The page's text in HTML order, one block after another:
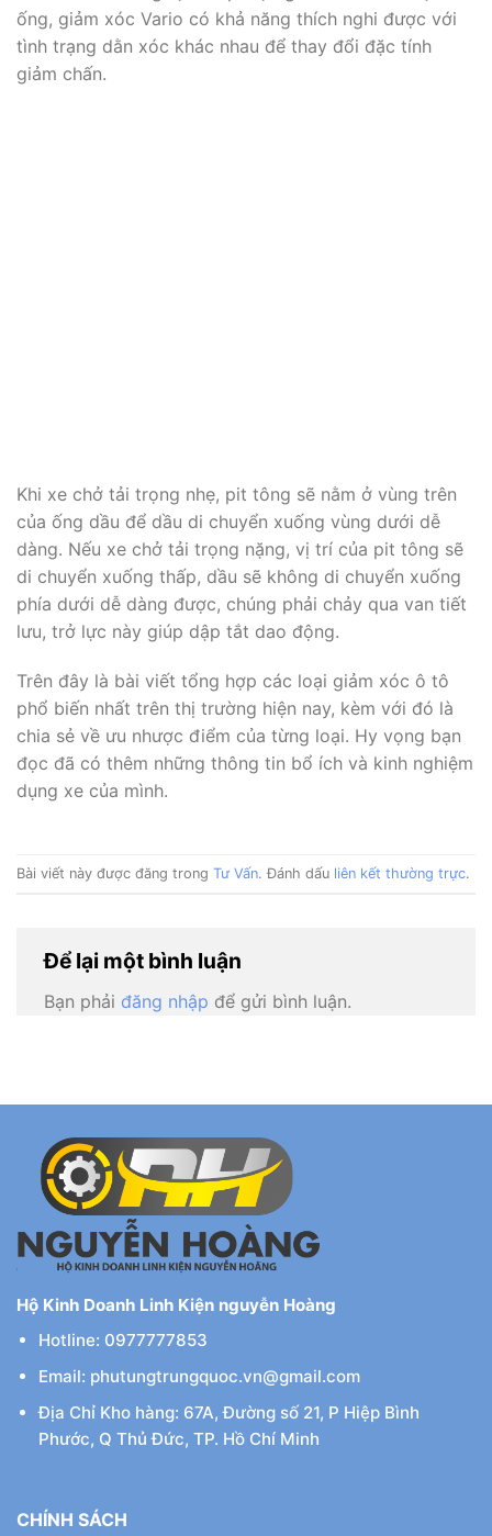
ống, giảm xóc Vario có khả năng thích nghi được với
tình trạng dằn xóc khác nhau để thay đổi đặc tính
giảm chấn.
Khi xe chở tải trọng nhẹ, pit tông sẽ nằm ở vùng trên
của ống dầu để dầu di chuyển xuống vùng dưới dễ
dàng. Nếu xe chở tải trọng nặng, vị trí của pit tông sẽ
di chuyển xuống thấp, dầu sẽ không di chuyển xuống
phía dưới dễ dàng được, chúng phải chảy qua van tiết
lưu, trở lực này giúp dập tắt dao động.
Trên đây là bài viết tổng hợp các loại giảm xóc ô tô
phổ biến nhất trên thị trường hiện nay, kèm với đó là
chia sẻ về ưu nhược điểm của từng loại. Hy vọng bạn
đọc đã có thêm những thông tin bổ ích và kinh nghiệm
dụng xe của mình.
Bài viết này được đăng trong Tư Vấn. Đánh dấu liên kết thường trực.
Để lại một bình luận
Bạn phải đăng nhập để gửi bình luận.
Hộ Kinh Doanh Linh Kiện nguyễn Hoàng
Hotline: 0977777853
Email: phutungtrungquoc.vn@gmail.com
Địa Chỉ Kho hàng: 67A, Đường số 21, P Hiệp Bình
Phước, Q Thủ Đức, TP. Hồ Chí Minh
CHÍNH SÁCH